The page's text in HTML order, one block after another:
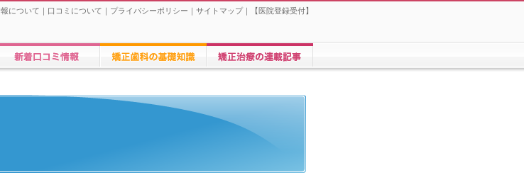
について ｜ 口コミについて ｜ プライバシーポリシー ｜ サイトマップ｜【 医院登録受付】